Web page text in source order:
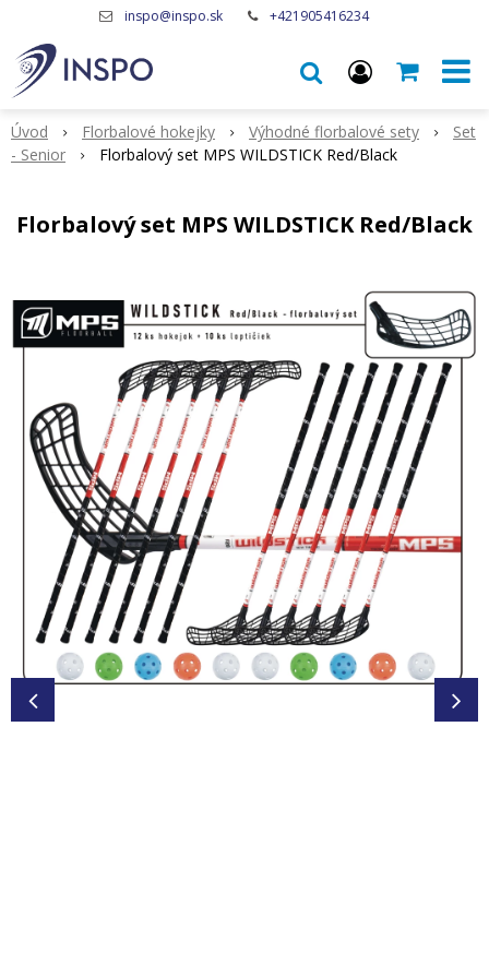
inspo@inspo.sk +421905416234
Úvod Florbalové hokejky Výhodné florbalové sety
Set
- Senior
Florbalový set MPS WILDSTICK Red/Black
Florbalový set MPS WILDSTICK Red/Black